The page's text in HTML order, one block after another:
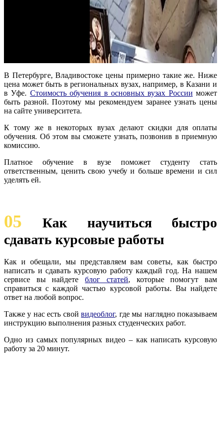
В Петербурге, Владивостоке цены примерно такие же. Ниже
цена может быть в региональных вузах, например, в Казани и
в Уфе. Стоимость обучения в основных вузах России может
быть разной. Поэтому мы рекомендуем заранее узнать цены
на сайте университета.
К тому же в некоторых вузах делают скидки для оплаты
обучения. Об этом вы сможете узнать, позвонив в приемную
комиссию.
Платное обучение в вузе поможет студенту стать
ответственным, ценить свою учебу и больше времени и сил
уделять ей.
05Как научиться быстро
сдавать курсовые работы
Как и обещали, мы представляем вам советы, как быстро
написать и сдавать курсовую работу каждый год. На нашем
сервисе вы найдетеблог статей, которые помогут вам
справиться с каждой частью курсовой работы. Вы найдете
ответ на любой вопрос.
Также у нас есть свойвидеоблог, где мы наглядно показываем
инструкцию выполнения разных студенческих работ.
Одно из самых популярных видео – как написать курсовую
работу за 20 минут.